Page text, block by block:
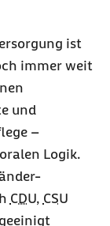
ist
immer weit
und
–
Logik.
CDU, CSU